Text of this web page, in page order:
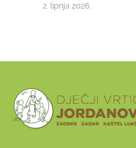
2. lipnja 2026.